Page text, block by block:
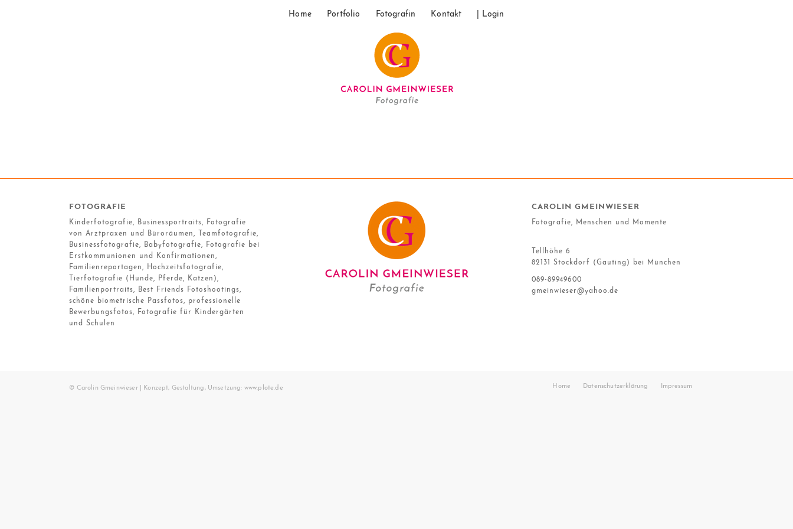
Home Portfolio Fotografin Kontakt | Login
FOTOGRAFIE
Kinderfotografie, Businessportraits, Fotografie
von Arztpraxen und Büroräumen, Teamfotografie,
Businessfotografie, Babyfotografie, Fotografie bei
Erstkommunionen und Konfirmationen,
Familienreportagen, Hochzeitsfotografie,
Tierfotografie (Hunde, Pferde, Katzen),
Familienportraits, Best Friends Fotoshootings,
schöne biometrische Passfotos, professionelle
Bewerbungsfotos, Fotografie für Kindergärten
und Schulen
CAROLIN GMEINWIESER
Fotografie, Menschen und Momente
Tellhöhe 6
82131 Stockdorf (Gauting) bei München
089-89949600
gmeinwieser@yahoo.de
© Carolin Gmeinwieser | Konzept, Gestaltung, Umsetzung: www.plote.de Home Datenschutzerklärung Impressum